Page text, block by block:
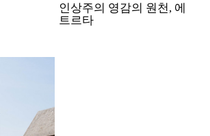
인상주의 영감의 원천, 에
트르타